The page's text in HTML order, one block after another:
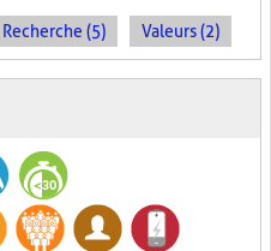
Recherche (5) Valeurs (2)